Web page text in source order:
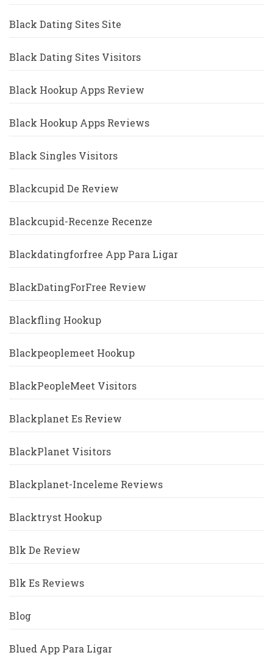
Black Dating Sites Site
Black Dating Sites Visitors
Black Hookup Apps Review
Black Hookup Apps Reviews
Black Singles Visitors
Blackcupid De Review
Blackcupid-Recenze Recenze
Blackdatingforfree App Para Ligar
BlackDatingForFree Review
Blackfling Hookup
Blackpeoplemeet Hookup
BlackPeopleMeet Visitors
Blackplanet Es Review
BlackPlanet Visitors
Blackplanet-Inceleme Reviews
Blacktryst Hookup
Blk De Review
Blk Es Reviews
Blog
Blued App Para Ligar